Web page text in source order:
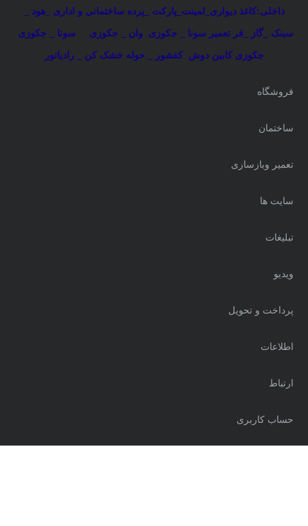
داخلی:کاغذ دیواری_لمینت_پارکت _پرده ساختمانی و اداری _هود _
سینک _گاز _فر تعمیر سونا _ جکوزی وان _ جکوزی سونا _ جکوزی
جکوزی کابین دوش کفشور _ حوله خشک کن _ رادیاتور
فروشگاه
ساختمان
تعمیر وبازسازی
سایت ها
تبلیغات
ویدیو
پرداخت و تحویل
اطلاعات
ارتباط
حساب کاربری